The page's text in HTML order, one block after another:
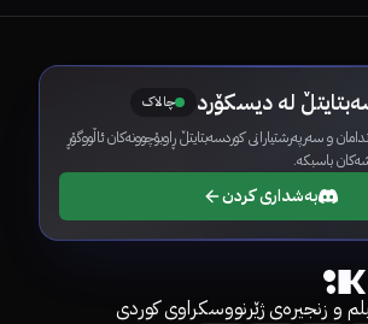
لە دیسکۆرد چالاک
و سەرپەرشتیارانی کوردسەبتایتڵ ڕاوبۆچوونەکان ئاڵووگۆڕ
باسبکە.
بەشداری کردن
و زنجیرەی ژێرنووسکراوی کوردی